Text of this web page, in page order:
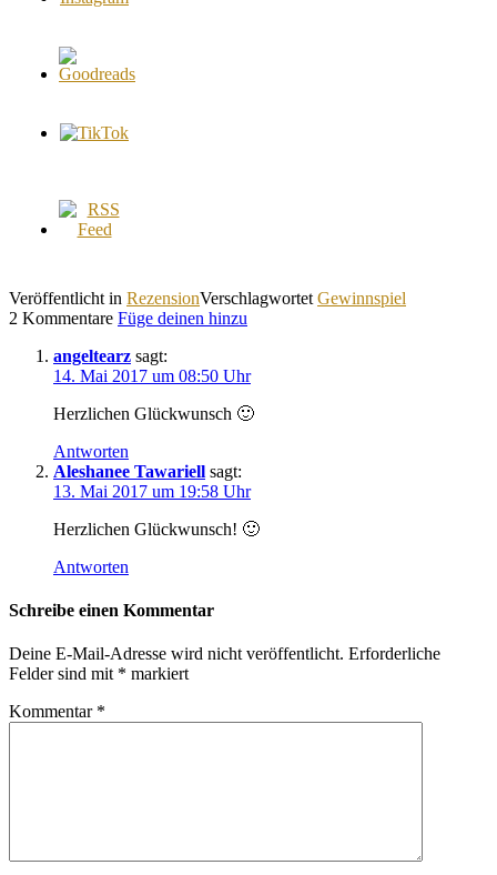
Veröffentlicht in RezensionVerschlagwortet Gewinnspiel
2 Kommentare Füge deinen hinzu
angeltearz sagt:
14. Mai 2017 um 08:50 Uhr
Herzlichen Glückwunsch 🙂
Antworten
Aleshanee Tawariell sagt:
13. Mai 2017 um 19:58 Uhr
Herzlichen Glückwunsch! 🙂
Antworten
Schreibe einen Kommentar
Deine E-Mail-Adresse wird nicht veröffentlicht. Erforderliche
Felder sind mit * markiert
Kommentar *